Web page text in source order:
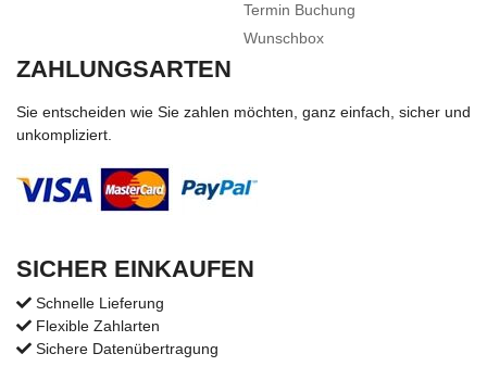
Termin Buchung
Wunschbox
ZAHLUNGSARTEN
Sie entscheiden wie Sie zahlen möchten, ganz einfach, sicher und
unkompliziert.
SICHER EINKAUFEN
Schnelle Lieferung
Flexible Zahlarten
Sichere Datenübertragung